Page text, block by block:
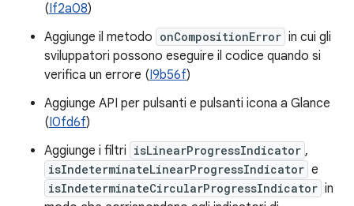
(If2a08)
Aggiunge il metodo onCompositionError in cui gli
sviluppatori possono eseguire il codice quando si
verifica un errore (I9b56f)
Aggiunge API per pulsanti e pulsanti icona a Glance
(I0fd6f)
Aggiunge i filtri isLinearProgressIndicator ,
isIndeterminateLinearProgressIndicator e
isIndeterminateCircularProgressIndicator in